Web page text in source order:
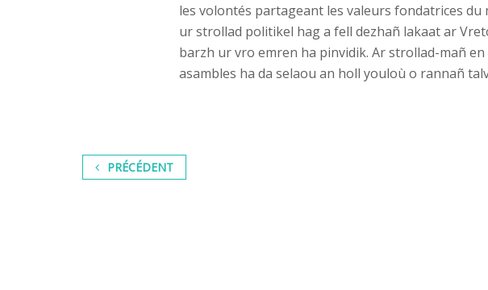
les volontés partageant les valeurs fondatrices
ur strollad politikel hag a fell dezhañ lakaat ar
barzh ur vro emren ha pinvidik. Ar strollad-mañ en
asambles ha da selaou an holl youloù o rannañ
PRÉCÉDENT